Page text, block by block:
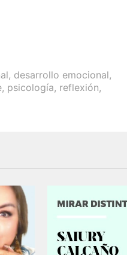
, desarrollo emocional,
, psicología, reflexión,